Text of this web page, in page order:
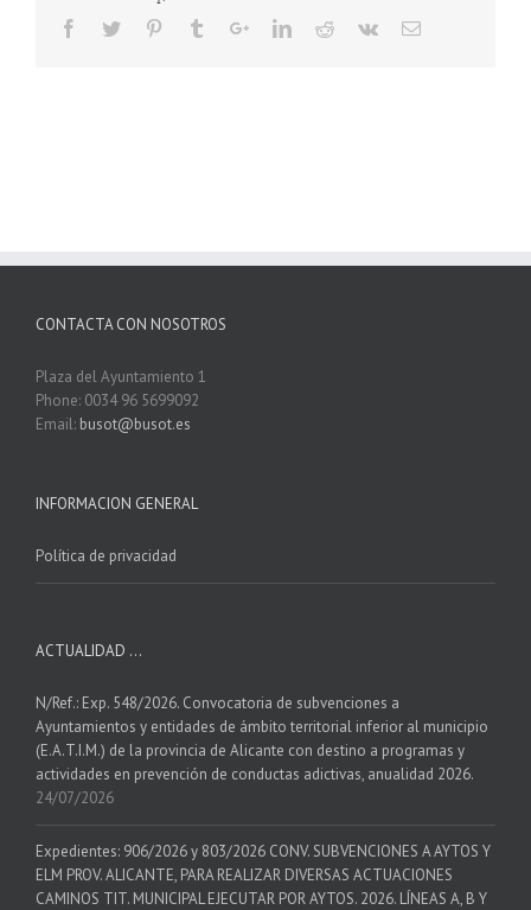
CONTACTA CON NOSOTROS
Plaza del Ayuntamiento 1
Phone: 0034 96 5699092
Email: busot@busot.es
INFORMACION GENERAL
Política de privacidad
ACTUALIDAD …
N/Ref.: Exp. 548/2026. Convocatoria de subvenciones a
Ayuntamientos y entidades de ámbito territorial inferior al municipio
(E.A.T.I.M.) de la provincia de Alicante con destino a programas y
actividades en prevención de conductas adictivas, anualidad 2026.
24/07/2026
Expedientes: 906/2026 y 803/2026 CONV. SUBVENCIONES A AYTOS Y
ELM PROV. ALICANTE, PARA REALIZAR DIVERSAS ACTUACIONES
CAMINOS TIT. MUNICIPAL EJECUTAR POR AYTOS. 2026. LÍNEAS A, B Y